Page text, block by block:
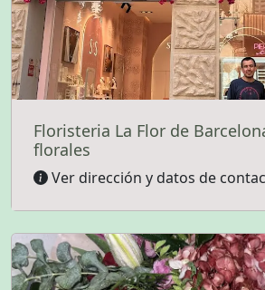
Floristeria La Flor de
florales
Ver dirección y datos de